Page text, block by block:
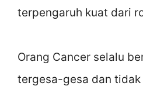
terpengaruh kuat dari
Orang Cancer selalu
tergesa-gesa dan tidak